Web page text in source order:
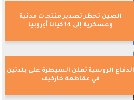
الصين تحظر تصدير منتجات مدنية
وعسكرية إلى 14 كيانا أوروبيا
الدفاع الروسية تعلن السيطرة على بلدتين
في مقاطعة خاركيف